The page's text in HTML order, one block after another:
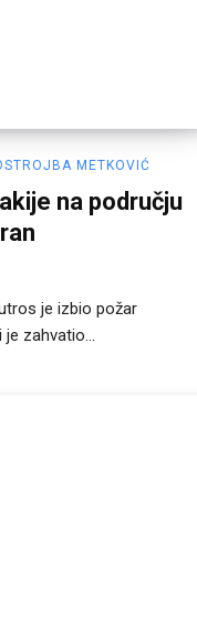
METKOVIĆ
na području
je izbio požar
zahvatio...